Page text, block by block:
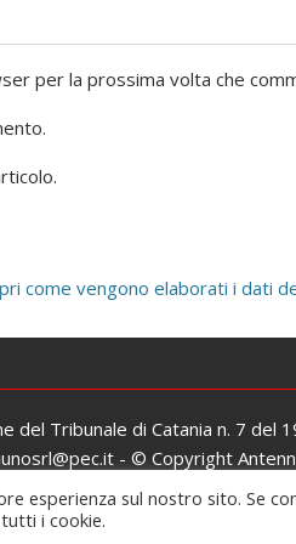
per la prossima volta che
come vengono elaborati i dati
del Tribunale di Catania n. 7
- © Copyright
Iscrizione al ROC: n.
powered by WordPress
esperienza sul nostro sito. Se
i cookie.